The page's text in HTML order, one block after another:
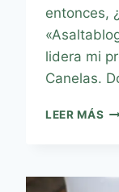
entonces,
lidera mi
Canelas.
LEER MÁS